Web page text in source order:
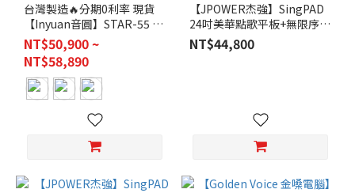
台灣製造🔥分期0利率 現貨
【Inyuan音圓】STAR-55 專
業型伴唱機 點歌機 含歌本2
本 可加購21.5吋螢幕
NT$50,900 ~
NT$58,890
【JPOWER杰強】SingPAD
24吋美華點歌平板+無限序號
+震天雷15吋黑曜旗艦版音響
組合
NT$44,800